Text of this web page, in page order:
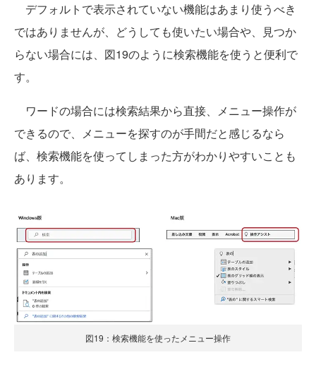
デフォルトで表示されていない機能はあまり使うべき
ではありませんが、どうしても使いたい場合や、見つか
らない場合には、図19のように検索機能を使うと便利で
す。
ワードの場合には検索結果から直接、メニュー操作が
できるので、メニューを探すのが手間だと感じるなら
ば、検索機能を使ってしまった方がわかりやすいことも
あります。
図19：検索機能を使ったメニュー操作